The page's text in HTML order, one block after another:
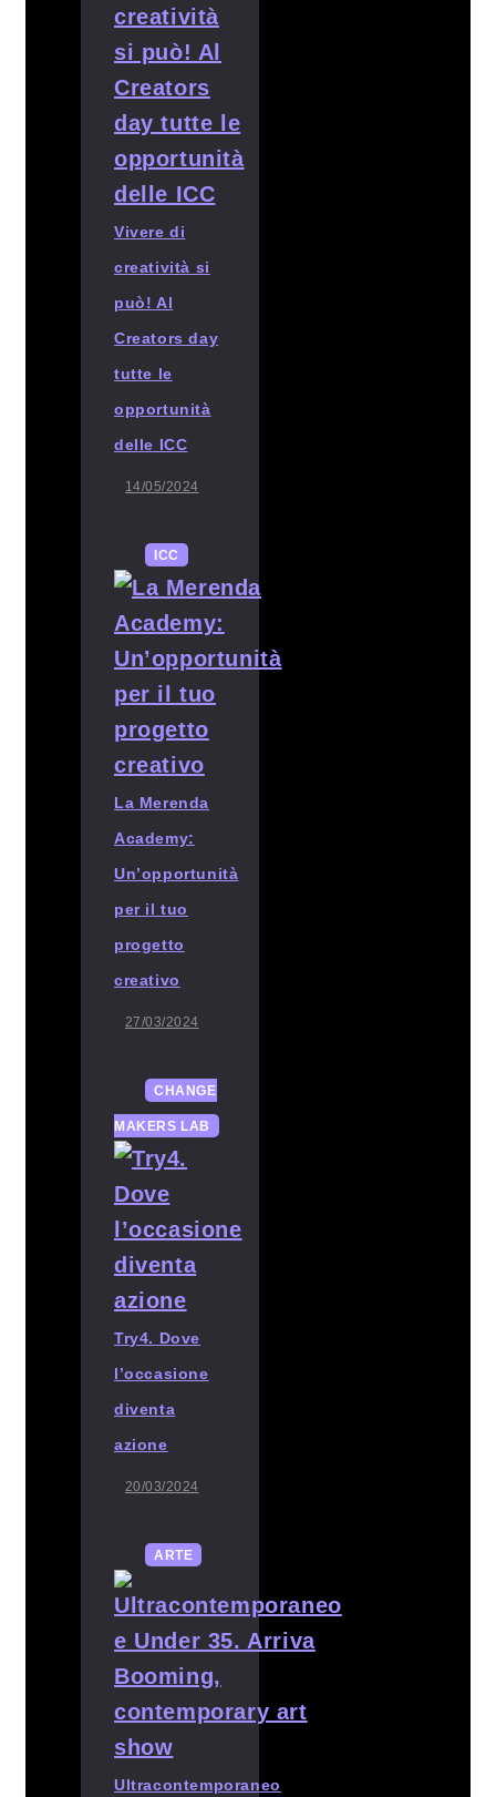
Vivere di
creatività si
può! Al
Creators day
tutte le
opportunità
delle ICC
14/05/2024
ICC
La Merenda
Academy:
Un’opportunità
per il tuo
progetto
creativo
27/03/2024
CHANGE
MAKERS LAB
Try4. Dove
l’occasione
diventa
azione
20/03/2024
ARTE
Ultracontemporaneo